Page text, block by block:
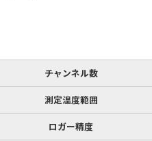
チャンネル数
測定温度範囲
ロガー精度